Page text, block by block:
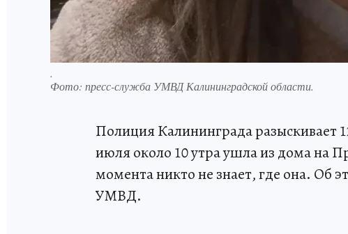
.
Фото: пресс-служба УМВД Калининградской области.
Полиция Калининграда разыскивает
июля около 10 утра ушла из дома на
момента никто не знает, где она. Об
УМВД.